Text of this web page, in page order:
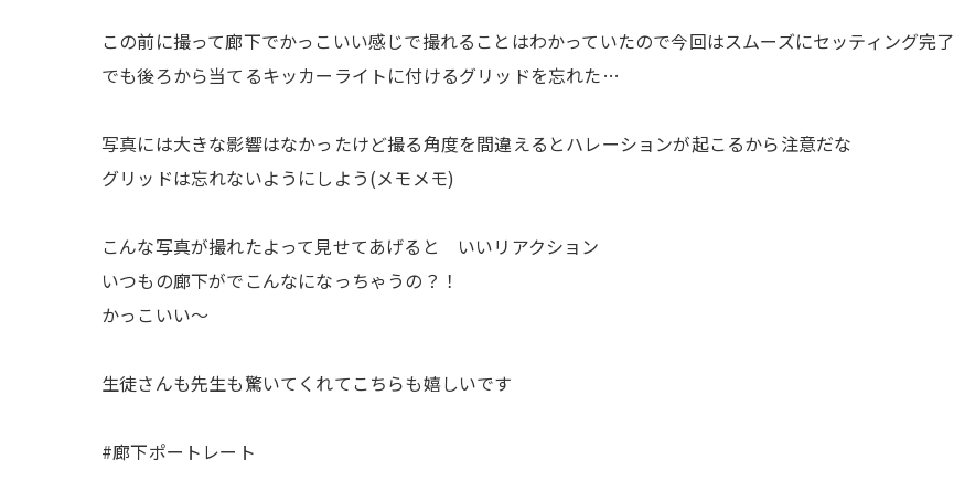
この前に撮って廊下でかっこいい感じで撮れることはわかっていたので今回はスムーズにセッティング完了
でも後ろから当てるキッカーライトに付けるグリッドを忘れた…
写真には大きな影響はなかったけど撮る角度を間違えるとハレーションが起こるから注意だな
グリッドは忘れないようにしよう(メモメモ)
こんな写真が撮れたよって見せてあげると いいリアクション
いつもの廊下がでこんなになっちゃうの？！
かっこいい〜
生徒さんも先生も驚いてくれてこちらも嬉しいです
#廊下ポートレート